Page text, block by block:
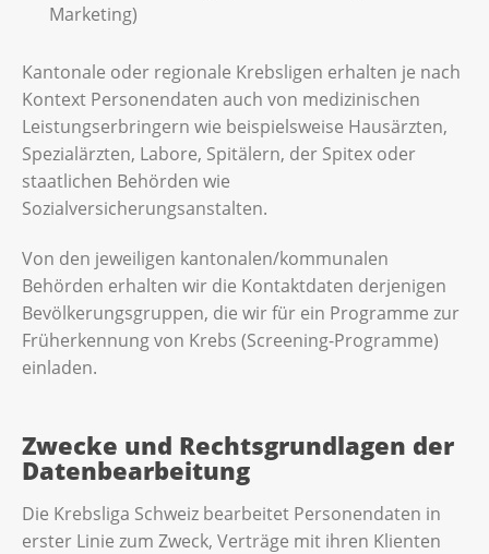
Marketing)
Kantonale oder regionale Krebsligen erhalten je nach
Kontext Personendaten auch von medizinischen
Leistungserbringern wie beispielsweise Hausärzten,
Spezialärzten, Labore, Spitälern, der Spitex oder
staatlichen Behörden wie
Sozialversicherungsanstalten.
Von den jeweiligen kantonalen/kommunalen
Behörden erhalten wir die Kontaktdaten derjenigen
Bevölkerungsgruppen, die wir für ein Programme zur
Früherkennung von Krebs (Screening-Programme)
einladen.
Zwecke und Rechtsgrundlagen der
Datenbearbeitung
Die Krebsliga Schweiz bearbeitet Personendaten in
erster Linie zum Zweck, Verträge mit ihren Klienten